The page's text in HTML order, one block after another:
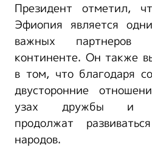
Президент отметил,
Эфиопия является
важных партнеров
континенте. Он также
в том, что благодаря
двусторонние
узах дружбы и
продолжат
народов.